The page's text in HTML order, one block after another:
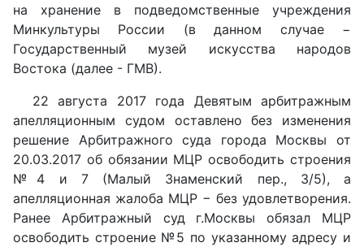
на хранение в подведомственные учреждения
Минкультуры России (в данном случае −
Государственный музей искусства народов
Востока (далее - ГМВ).
22 августа 2017 года Девятым арбитражным
апелляционным судом оставлено без изменения
решение Арбитражного суда города Москвы от
20.03.2017 об обязании МЦР освободить строения
№4 и 7 (Малый Знаменский пер., 3/5), а
апелляционная жалоба МЦР − без удовлетворения.
Ранее Арбитражный суд г.Москвы обязал МЦР
освободить строение №5 по указанному адресу и